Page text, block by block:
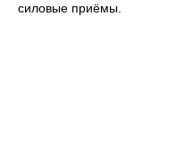
силовые приёмы.